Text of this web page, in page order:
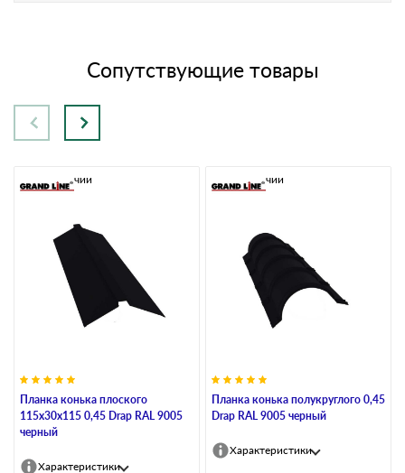
Сопутствующие товары
Планка конька плоского
115х30х115 0,45 Drap RAL 9005
черный
В наличии
Характеристики
Планка конька полукруглого 0,45
Drap RAL 9005 черный
В наличии
Характеристики